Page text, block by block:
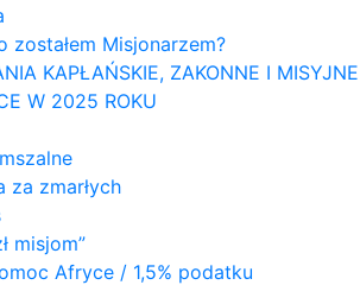
zostałem Misjonarzem?
KAPŁAŃSKIE, ZAKONNE I MISYJNE
W 2025 ROKU
za zmarłych
misjom”
Afryce / 1,5% podatku